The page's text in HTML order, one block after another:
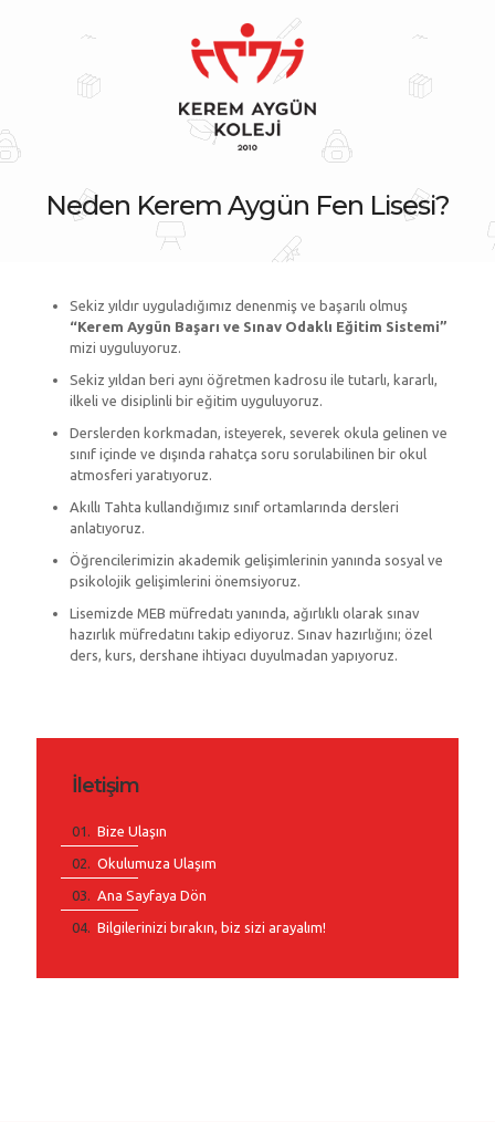
Neden Kerem Aygün Fen Lisesi?
Sekiz yıldır uyguladığımız denenmiş ve başarılı olmuş
“Kerem Aygün Başarı ve Sınav Odaklı Eğitim Sistemi”
mizi uyguluyoruz.
Sekiz yıldan beri aynı öğretmen kadrosu ile tutarlı, kararlı,
ilkeli ve disiplinli bir eğitim uyguluyoruz.
Derslerden korkmadan, isteyerek, severek okula gelinen ve
sınıf içinde ve dışında rahatça soru sorulabilinen bir okul
atmosferi yaratıyoruz.
Akıllı Tahta kullandığımız sınıf ortamlarında dersleri
anlatıyoruz.
Öğrencilerimizin akademik gelişimlerinin yanında sosyal ve
psikolojik gelişimlerini önemsiyoruz.
Lisemizde MEB müfredatı yanında, ağırlıklı olarak sınav
hazırlık müfredatını takip ediyoruz. Sınav hazırlığını; özel
ders, kurs, dershane ihtiyacı duyulmadan yapıyoruz.
İletişim
Bize Ulaşın
Okulumuza Ulaşım
Ana Sayfaya Dön
Bilgilerinizi bırakın, biz sizi arayalım!